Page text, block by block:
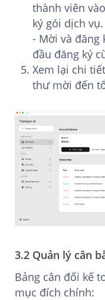
thành viên
ký gói dịch vụ.
- Mời và đăng
đầu đăng ký
Xem lại chi
thư mời đến
3.2 Quản lý cân
Bảng cân đối kế
mục đích chính: